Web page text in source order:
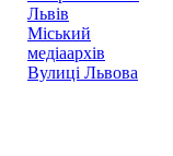
Львів
Міський
медіаархів
Вулиці Львова